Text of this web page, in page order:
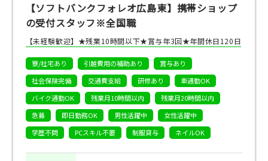
【ソフトバンクフォレオ広島東】携帯ショップ
の受付スタッフ※全国職
【未経験歓迎】★残業10時間以下★賞与年3回★年間休日120日
寮/社宅あり 引越費用の補助あり
賞与あり
社会保険完備
交通費支給 研修あり
車通勤OK
バイク通勤OK
残業月10時間以内
残業月20時間以内
急募
即日勤務OK 男性活躍中
女性活躍中
学歴不問
PCスキル不要 制服貸与 ネイルOK